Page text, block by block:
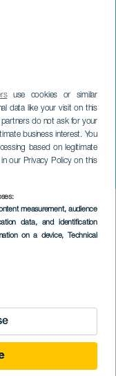
use cookies or similar
data like your visit on this
do not ask for your
business interest. You
based on legitimate
our Privacy Policy on this
measurement, audience
data, and identification
on a device, Technical